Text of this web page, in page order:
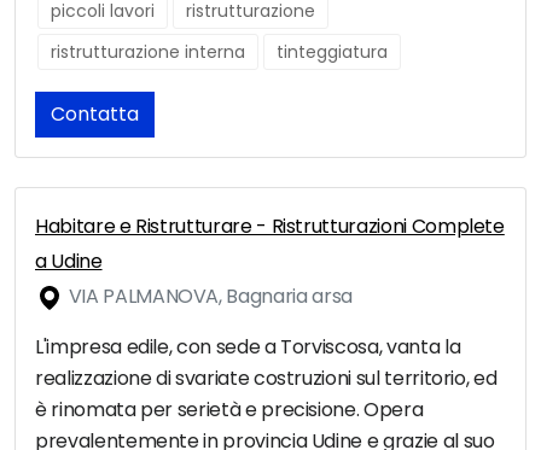
piccoli lavori
ristrutturazione
ristrutturazione interna
tinteggiatura
Contatta
Habitare e Ristrutturare - Ristrutturazioni Complete
a Udine
VIA PALMANOVA, Bagnaria arsa
L'impresa edile, con sede a Torviscosa, vanta la
realizzazione di svariate costruzioni sul territorio, ed
è rinomata per serietà e precisione. Opera
prevalentemente in provincia Udine e grazie al suo